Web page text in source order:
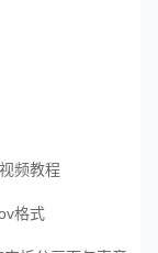
频教程
格式